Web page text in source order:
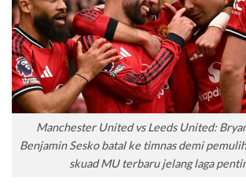
Manchester United vs Leeds United:
Benjamin Sesko batal ke timnas demi
skuad MU terbaru jelang laga